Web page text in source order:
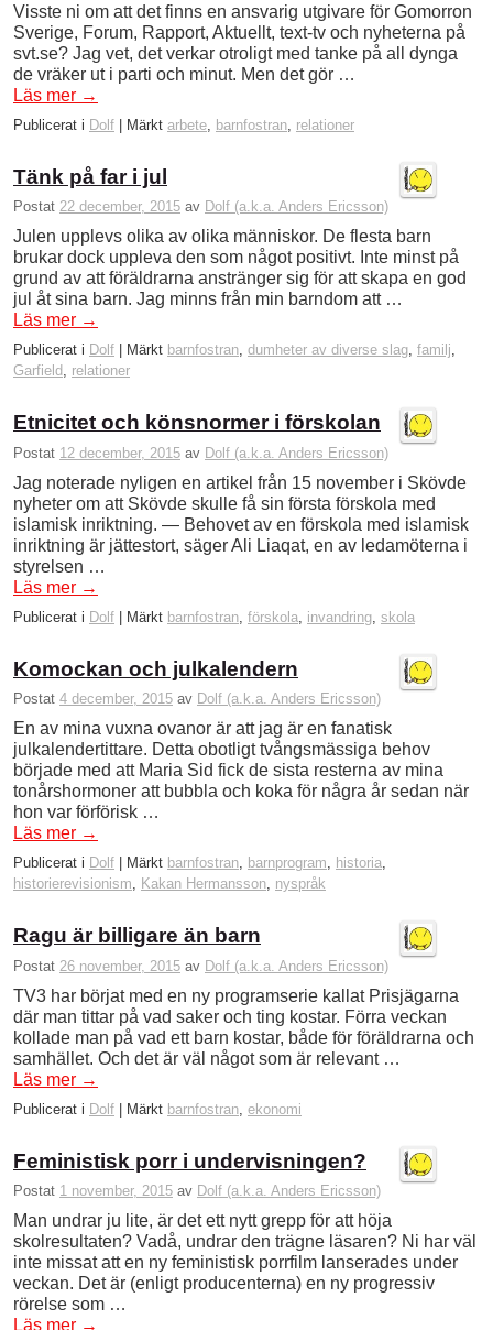
Visste ni om att det finns en ansvarig utgivare för Gomorron
Sverige, Forum, Rapport, Aktuellt, text-tv och nyheterna på
svt.se? Jag vet, det verkar otroligt med tanke på all dynga
de vräker ut i parti och minut. Men det gör …
Läs mer →
Publicerat i Dolf Märkt arbete barnfostran relationer
Tänk på far i jul
Postat 22 december, 2015 av Dolf (a.k.a. Anders Ericsson)
Julen upplevs olika av olika människor. De flesta barn
brukar dock uppleva den som något positivt. Inte minst på
grund av att föräldrarna anstränger sig för att skapa en god
jul åt sina barn. Jag minns från min barndom att …
Läs mer →
Publicerat i Dolf Märkt barnfostran, dumheter av diverse slag, familj,
Garfield , relationer
Etnicitet och könsnormer i förskolan
Postat 12 december, 2015 av Dolf (a.k.a. Anders Ericsson)
Jag noterade nyligen en artikel från 15 november i Skövde
nyheter om att Skövde skulle få sin första förskola med
islamisk inriktning. — Behovet av en förskola med islamisk
inriktning är jättestort, säger Ali Liaqat, en av ledamöterna i
styrelsen …
Läs mer →
Publicerat i Dolf Märkt barnfostran förskola invandring skola
Komockan och julkalendern
Postat 4 december, 2015 av Dolf (a.k.a. Anders Ericsson)
En av mina vuxna ovanor är att jag är en fanatisk
julkalendertittare. Detta obotligt tvångsmässiga behov
började med att Maria Sid fick de sista resterna av mina
tonårshormoner att bubbla och koka för några år sedan när
hon var förförisk …
Läs mer →
Publicerat i Dolf Märkt barnfostran, barnprogram, historia,
historierevisionism, Kakan Hermansson, nyspråk
Ragu är billigare än barn
Postat 26 november, 2015 av Dolf (a.k.a. Anders Ericsson)
TV3 har börjat med en ny programserie kallat Prisjägarna
där man tittar på vad saker och ting kostar. Förra veckan
kollade man på vad ett barn kostar, både för föräldrarna och
samhället. Och det är väl något som är relevant …
Läs mer →
Publicerat i Dolf | Märkt barnfostran ekonomi
Feministisk porr i undervisningen?
Postat 1 november, 2015 av Dolf (a.k.a. Anders Ericsson)
Man undrar ju lite, är det ett nytt grepp för att höja
skolresultaten? Vadå, undrar den trägne läsaren? Ni har väl
inte missat att en ny feministisk porrfilm lanserades under
veckan. Det är (enligt producenterna) en ny progressiv
rörelse som …
Läs mer →